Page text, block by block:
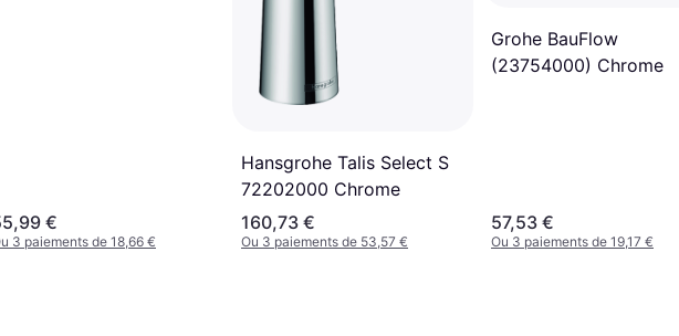
€
3 paiements de 18,66 €
Hansgrohe Talis Select S
72202000 Chrome
160,73 €
Ou 3 paiements de 53,57 €
Grohe BauFlow
(23754000) Chrome
57,53 €
Ou 3 paiements de 19,17 €